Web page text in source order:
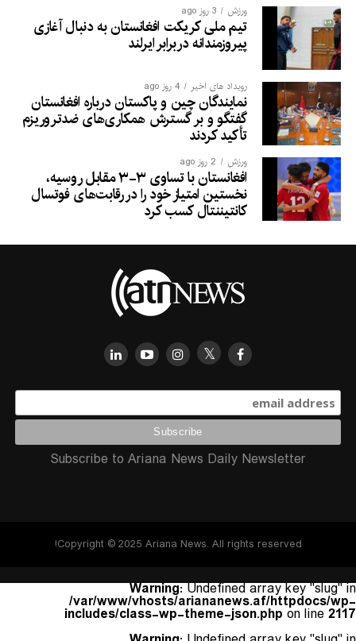
ورزش 3 روز ago
تیم ملی کریکت افغانستان به دنبال آغازی
پیروزمندانه دربرابر ایرلند
رویداد های اخیر 4 روز ago
نمایندگان چین و پاکستان درباره افغانستان
گفتگو و بر گسترش همکاری‌های ضدتروریزم
تأکید کردند
ورزش 2 روز ago
افغانستان با تساوی ۳-۳ مقابل روسیه،
نخستین امتیاز خود را در رقابت‌های فوتسال
کانتیننتال کسب کرد
Subscribe to Ariana News Daily Newsletter
Copyright © 2025 Ariana News. All rights reserved!
Warning: Undefined array key "slug" in
/var/www/vhosts/ariananews.af/httpdocs/wp-
includes/class-wp-theme-json.php on line2117